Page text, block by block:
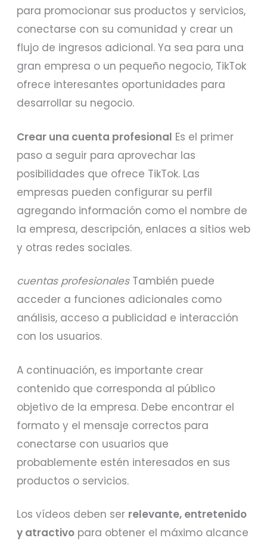
para promocionar sus productos y servicios,
conectarse con su comunidad y crear un
flujo de ingresos adicional. Ya sea para una
gran empresa o un pequeño negocio, TikTok
ofrece interesantes oportunidades para
desarrollar su negocio.
Crear una cuenta profesional Es el primer
paso a seguir para aprovechar las
posibilidades que ofrece TikTok. Las
empresas pueden configurar su perfil
agregando información como el nombre de
la empresa, descripción, enlaces a sitios web
y otras redes sociales.
cuentas profesionalesTambién puede
acceder a funciones adicionales como
análisis, acceso a publicidad e interacción
con los usuarios.
A continuación, es importante crear
contenido que corresponda al público
objetivo de la empresa. Debe encontrar el
formato y el mensaje correctos para
conectarse con usuarios que
probablemente estén interesados en sus
productos o servicios.
Los vídeos deben ser relevante, entretenido
y atractivo para obtener el máximo alcance